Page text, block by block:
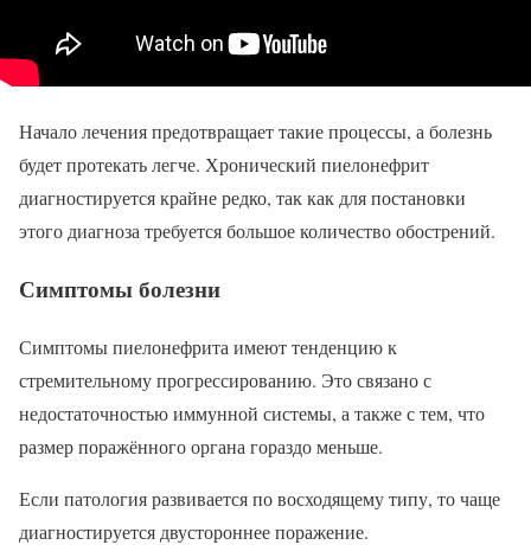
Начало лечения предотвращает такие процессы, а болезнь
будет протекать легче. Хронический пиелонефрит
диагностируется крайне редко, так как для постановки
этого диагноза требуется большое количество обострений.
Симптомы болезни
Симптомы пиелонефрита имеют тенденцию к
стремительному прогрессированию. Это связано с
недостаточностью иммунной системы, а также с тем, что
размер поражённого органа гораздо меньше.
Если патология развивается по восходящему типу, то чаще
диагностируется двустороннее поражение.